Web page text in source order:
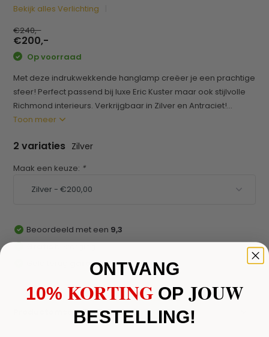
Bekijk alles Verlichting
€240,-
€200,-
Op voorraad
Met deze indrukwekkende hanglamp creëer je een prachtige
sfeer! Perfect passend bij luxe Eric Kuster maar ook stijlvolle
Richmond interieurs. Verkrijgbaar in Zilver en Antraciet!...
Toon meer
2 variaties Zilver
Maak een keuze: *
Beoordeeld met een 9,3
Gratisbezorging
garantie
Productomschrijving
ONTVANG
10% KORTING OPJOUW
BESTELLING!